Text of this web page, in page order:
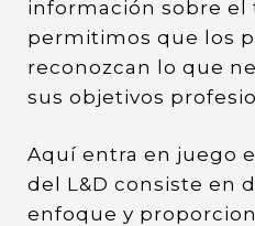
información sobre
permitimos que los
reconozcan lo que
sus objetivos
Aquí entra en juego
del L&D consiste en
enfoque y